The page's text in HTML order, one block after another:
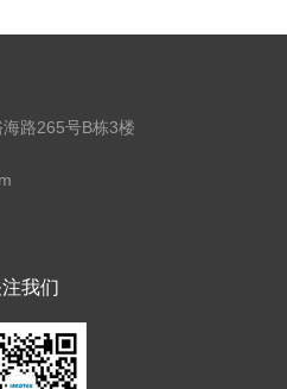
路265号B栋3楼
我们